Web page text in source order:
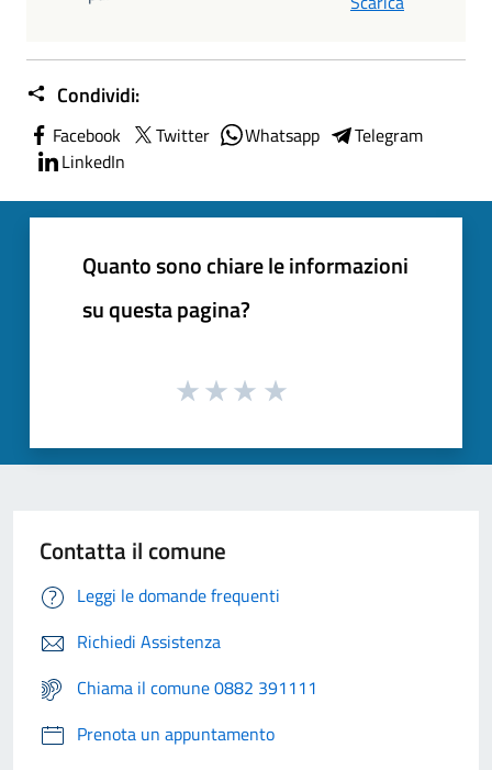
Condividi:
Facebook Twitter Whatsapp
Telegram
LinkedIn
Quanto sono chiare le informazioni
su questa pagina?
Contatta il comune
Leggi le domande frequenti
Richiedi Assistenza
Chiama il comune 0882 391111
Prenota un appuntamento